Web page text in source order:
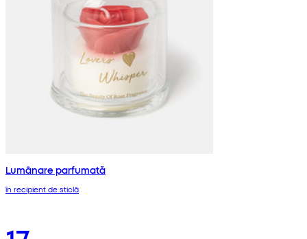
Lumânare parfumată
în recipient de sticlă